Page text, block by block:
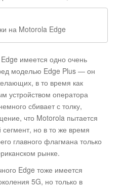
на Motorola Edge
имеется одно очень
моделью Edge Plus — он
в то время как
устройством оператора
сбивает с толку,
что Motorola пытается
но в то же время
главного флагмана только
рынке.
Edge тоже имеется
5G, но только в